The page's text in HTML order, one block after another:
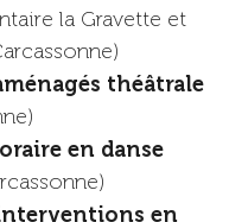
la Gravette et
théâtrale
en danse
en